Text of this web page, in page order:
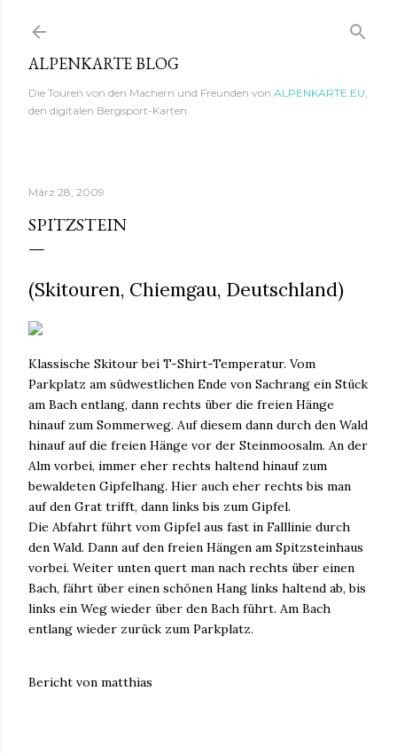
Direkt zum Hauptbereich
ALPENKARTE BLOG
Die Touren von den Machern und Freunden von ALPENKARTE.EU,
den digitalen Bergsport-Karten.
März 28, 2009
SPITZSTEIN
(Skitouren, Chiemgau, Deutschland)
Klassische Skitour bei T-Shirt-Temperatur. Vom
Parkplatz am südwestlichen Ende von Sachrang ein Stück
am Bach entlang, dann rechts über die freien Hänge
hinauf zum Sommerweg. Auf diesem dann durch den Wald
hinauf auf die freien Hänge vor der Steinmoosalm. An der
Alm vorbei, immer eher rechts haltend hinauf zum
bewaldeten Gipfelhang. Hier auch eher rechts bis man
auf den Grat trifft, dann links bis zum Gipfel.
Die Abfahrt führt vom Gipfel aus fast in Falllinie durch
den Wald. Dann auf den freien Hängen am Spitzsteinhaus
vorbei. Weiter unten quert man nach rechts über einen
Bach, fährt über einen schönen Hang links haltend ab, bis
links ein Weg wieder über den Bach führt. Am Bach
entlang wieder zurück zum Parkplatz.
Bericht von matthias